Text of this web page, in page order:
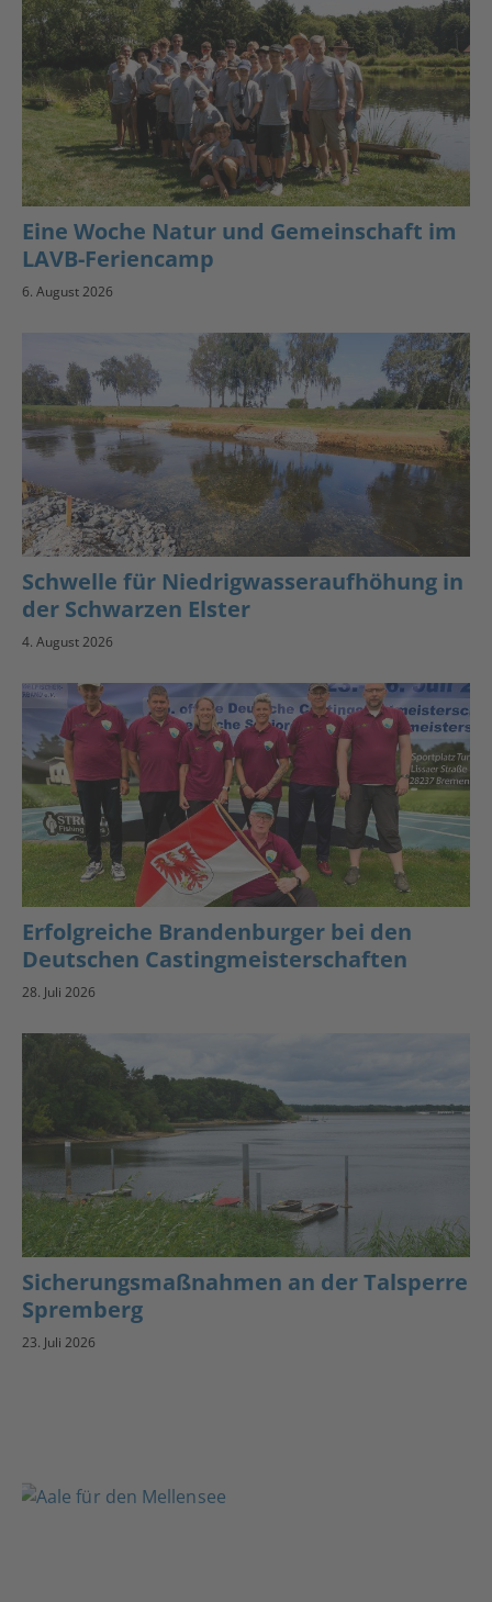
Eine Woche Natur und Gemeinschaft im
LAVB-Feriencamp
6. August 2026
Schwelle für Niedrigwasseraufhöhung in
der Schwarzen Elster
4. August 2026
Erfolgreiche Brandenburger bei den
Deutschen Castingmeisterschaften
28. Juli 2026
Sicherungsmaßnahmen an der Talsperre
Spremberg
23. Juli 2026